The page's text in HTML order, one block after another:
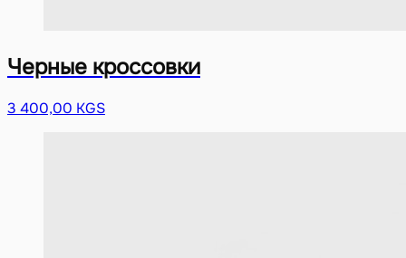
Черные кроссовки
3 400,00 KGS